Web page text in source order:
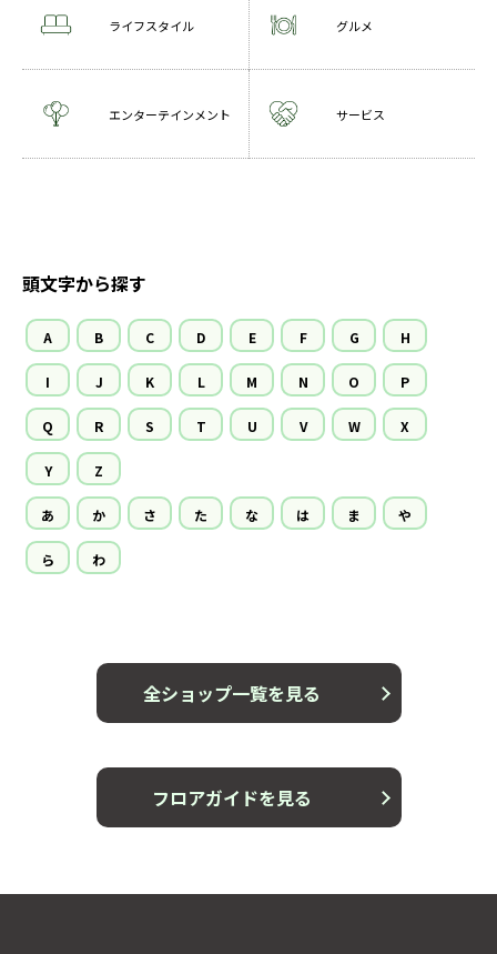
ライフスタイル グルメ
エンターテインメント サービス
頭文字から探す
A B C D E F G H
I J K L M N O P
Q R S T U V W X
Y Z
あ か さ た な は ま や
ら わ
全ショップ一覧を見る
フロアガイドを見る